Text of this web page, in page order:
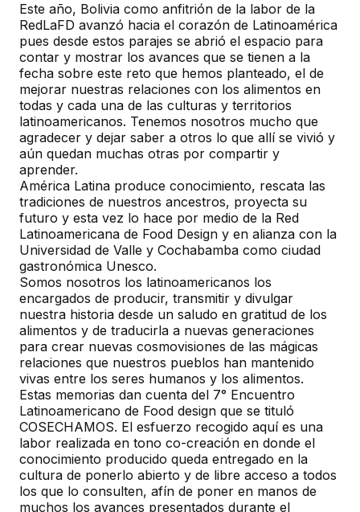
Este año, Bolivia como anfitrión de la labor de la
RedLaFD avanzó hacia el corazón de Latinoamérica
pues desde estos parajes se abrió el espacio para
contar y mostrar los avances que se tienen a la
fecha sobre este reto que hemos planteado, el de
mejorar nuestras relaciones con los alimentos en
todas y cada una de las culturas y territorios
latinoamericanos. Tenemos nosotros mucho que
agradecer y dejar saber a otros lo que allí se vivió y
aún quedan muchas otras por compartir y
aprender.
América Latina produce conocimiento, rescata las
tradiciones de nuestros ancestros, proyecta su
futuro y esta vez lo hace por medio de la Red
Latinoamericana de Food Design y en alianza con la
Universidad de Valle y Cochabamba como ciudad
gastronómica Unesco.
Somos nosotros los latinoamericanos los
encargados de producir, transmitir y divulgar
nuestra historia desde un saludo en gratitud de los
alimentos y de traducirla a nuevas generaciones
para crear nuevas cosmovisiones de las mágicas
relaciones que nuestros pueblos han mantenido
vivas entre los seres humanos y los alimentos.
Estas memorias dan cuenta del 7° Encuentro
Latinoamericano de Food design que se tituló
COSECHAMOS. El esfuerzo recogido aquí es una
labor realizada en tono co-creación en donde el
conocimiento producido queda entregado en la
cultura de ponerlo abierto y de libre acceso a todos
los que lo consulten, afín de poner en manos de
muchos los avances presentados durante el